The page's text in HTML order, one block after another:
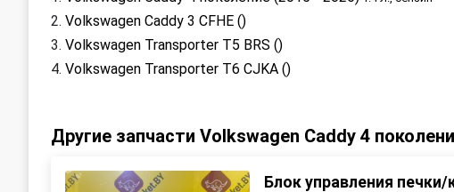
Volkswagen Caddy 3 CFHE ()
Volkswagen Transporter T5 BRS ()
Volkswagen Transporter T6 CJKA ()
Другие запчасти Volkswagen Caddy 4
Блок управления